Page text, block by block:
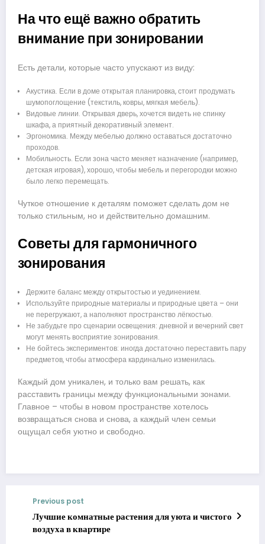
На что ещё важно обратить
внимание при зонировании
Есть детали, которые часто упускают из виду:
Акустика. Если в доме открытая планировка, стоит продумать
шумопоглощение (текстиль, ковры, мягкая мебель).
Видовые линии. Открывая дверь, хочется видеть не спинку
шкафа, а приятный декоративный элемент.
Эргономика. Между мебелью должно оставаться достаточно
проходов.
Мобильность. Если зона часто меняет назначение (например,
детская игровая), хорошо, чтобы мебель и перегородки можно
было легко перемещать.
Чуткое отношение к деталям поможет сделать дом не
только стильным, но и действительно домашним.
Советы для гармоничного
зонирования
Держите баланс между открытостью и уединением.
Используйте природные материалы и природные цвета – они
не перегружают, а наполняют пространство лёгкостью.
Не забудьте про сценарии освещения: дневной и вечерний свет
могут менять восприятие зонирования.
Не бойтесь экспериментов: иногда достаточно переставить пару
предметов, чтобы атмосфера кардинально изменилась.
Каждый дом уникален, и только вам решать, как
расставить границы между функциональными зонами.
Главное – чтобы в новом пространстве хотелось
возвращаться снова и снова, а каждый член семьи
ощущал себя уютно и свободно.
Previous post
Лучшие комнатные растения для уюта и чистого
воздуха в квартире